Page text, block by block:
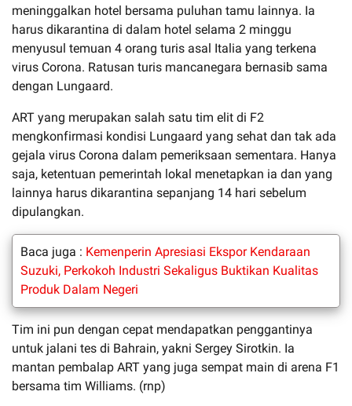
meninggalkan hotel bersama puluhan tamu lainnya. Ia
harus dikarantina di dalam hotel selama 2 minggu
menyusul temuan 4 orang turis asal Italia yang terkena
virus Corona. Ratusan turis mancanegara bernasib sama
dengan Lungaard.
ART yang merupakan salah satu tim elit di F2
mengkonfirmasi kondisi Lungaard yang sehat dan tak ada
gejala virus Corona dalam pemeriksaan sementara. Hanya
saja, ketentuan pemerintah lokal menetapkan ia dan yang
lainnya harus dikarantina sepanjang 14 hari sebelum
dipulangkan.
Baca juga : Kemenperin Apresiasi Ekspor Kendaraan
Suzuki, Perkokoh Industri Sekaligus Buktikan Kualitas
Produk Dalam Negeri
Tim ini pun dengan cepat mendapatkan penggantinya
untuk jalani tes di Bahrain, yakni Sergey Sirotkin. Ia
mantan pembalap ART yang juga sempat main di arena F1
bersama tim Williams. (rnp)